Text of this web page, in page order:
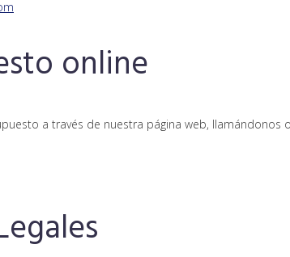
online
a través de nuestra página web, llamándonos